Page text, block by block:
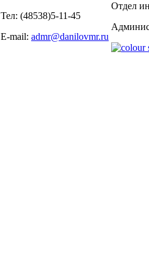
Тел: (48538)5-11-45
E-mail: admr@danilovmr.ru
Отдел